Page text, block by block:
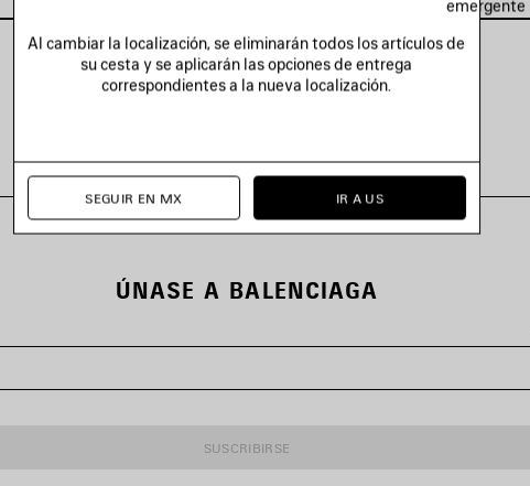
ÚNASE A BALENCIAGA
SUSCRIBIRSE
emergente
Al cambiar la localización, se eliminarán todos los artículos de
su cesta y se aplicarán las opciones de entrega
correspondientes a la nueva localización.
SEGUIR EN MX IR A US